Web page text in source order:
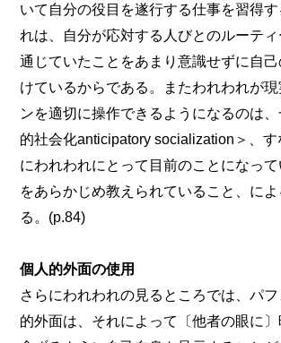
いて自分の役目を遂行する仕事を習得
れは、自分が応対する人びとのルーテ
通じていたことをあまり意識せずに自
けているからである。またわれわれが
ンを適切に操作できるようになるのは
的社会化anticipatory socialization＞、す
にわれわれにとって目前のことになっ
をあらかじめ教えられていること、に
る。(p.84)
個人的外面の使用
さらにわれわれの見るところでは、パ
的外面は、それによって〔他者の眼に